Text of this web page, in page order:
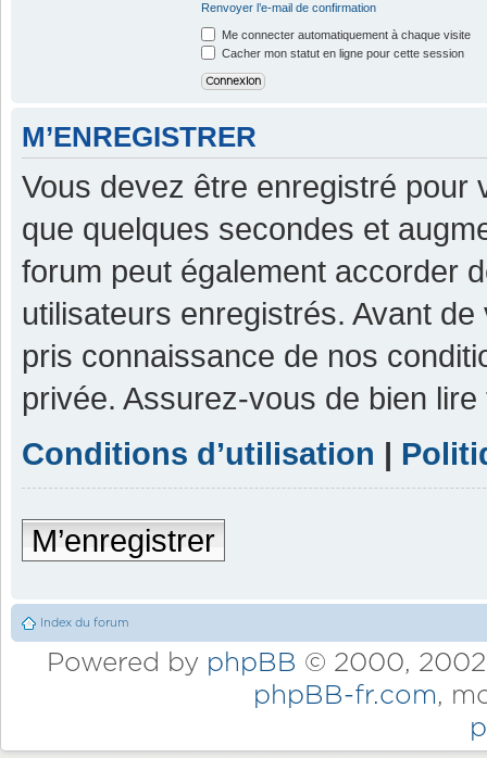
Renvoyer l’e-mail de confirmation
Me connecter automatiquement à chaque visite
Cacher mon statut en ligne pour cette session
M’ENREGISTRER
Vous devez être enregistré pour
que quelques secondes et
forum peut également accorder
utilisateurs enregistrés. Avant
pris connaissance de nos
privée. Assurez-vous de bien
Conditions d’utilisation |
M’enregistrer
Index du forum
Powered by phpBB © 2000,
phpBB-fr.com,